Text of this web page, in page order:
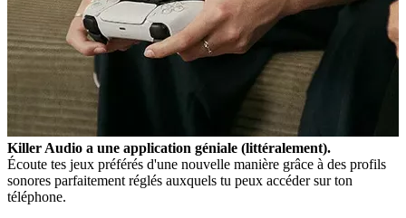
Killer Audio a une application géniale (littéralement).
Écoute tes jeux préférés d'une nouvelle manière grâce à des profils
sonores parfaitement réglés auxquels tu peux accéder sur ton
téléphone.